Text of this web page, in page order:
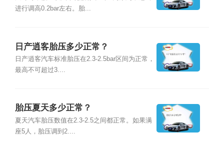
进行调高0.2bar左右。胎...
日产逍客胎压多少正常？
日产逍客汽车标准胎压在2.3-2.5bar区间为正常，
最高不可超过3....
胎压夏天多少正常？
夏天汽车胎压数值在2.3-2.5之间都正常。如果满
座5人，胎压调到2....